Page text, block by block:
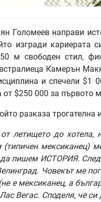
Голомеев направи
изгради кариерата
м свободен стил,
Камерън
и спечели $1
$250 000 за първото
разказа трогателна
от летището до хотела,
(типичен мексиканец)
да пишем ИСТОРИЯ. След
. Човекът ме
не е мексиканец, а
Лас Вегас. Споделя, че си